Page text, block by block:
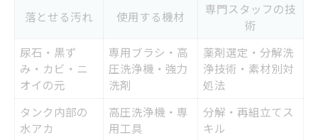
落とせる汚れ 使用する機材
専門スタッフの技
術
尿石・黒ず
み・カビ・ニ
オイの元
専用ブラシ・高
圧洗浄機・強力
洗剤
薬剤選定・分解洗
浄技術・素材別対
処法
タンク内部の
水アカ
高圧洗浄機・専
用工具
分解・再組立てス
キル